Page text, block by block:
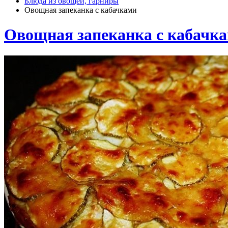
Овощная запеканка с кабачками
Овощная запеканка с